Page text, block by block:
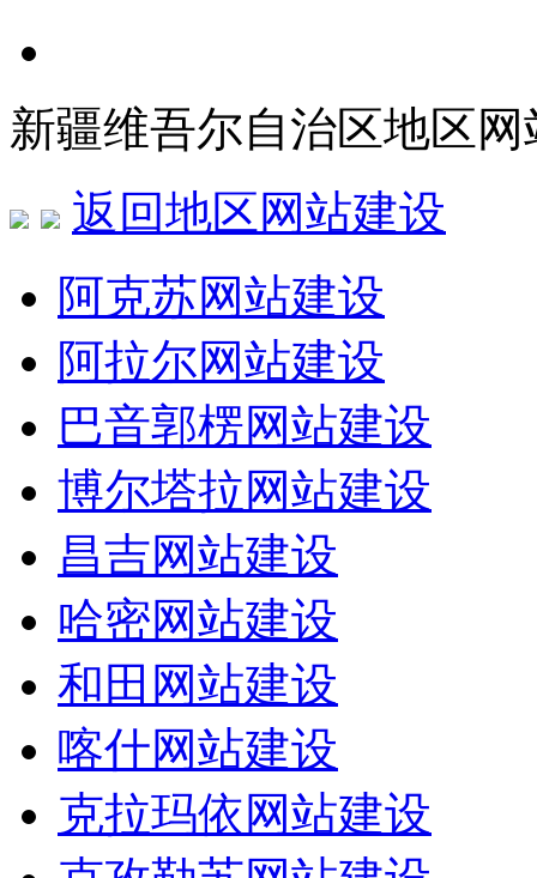
新疆维吾尔自治区地区网
返回地区网站建设
阿克苏网站建设
阿拉尔网站建设
巴音郭楞网站建设
博尔塔拉网站建设
昌吉网站建设
哈密网站建设
和田网站建设
喀什网站建设
克拉玛依网站建设